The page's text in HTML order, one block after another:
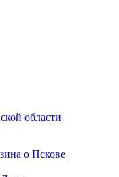
области
о Пскове